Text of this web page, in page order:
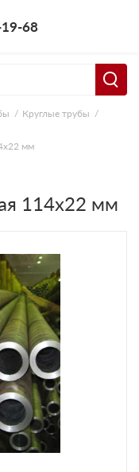
68
Круглые трубы
мм
114х22 мм